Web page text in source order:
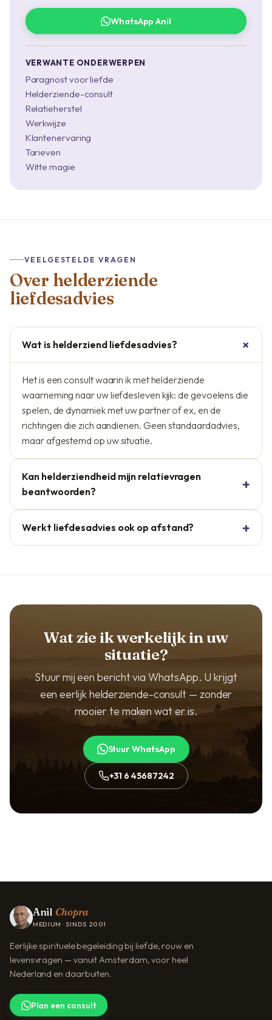
WhatsApp Anil
VERWANTE ONDERWERPEN
Paragnost voor liefde
Helderziende-consult
Relatieherstel
Werkwijze
Klantenervaring
Tarieven
Witte magie
VEELGESTELDE VRAGEN
Over helderziende
liefdesadvies
Wat is helderziend liefdesadvies?
Het is een consult waarin ik met helderziende
waarneming naar uw liefdesleven kijk: de gevoelens die
spelen, de dynamiek met uw partner of ex, en de
richtingen die zich aandienen. Geen standaardadvies,
maar afgestemd op uw situatie.
Kan helderziendheid mijn relatievragen
beantwoorden?
Werkt liefdesadvies ook op afstand?
Wat zie ik werkelijk in uw
situatie?
Stuur mij een bericht via WhatsApp. U krijgt
een eerlijk helderziende-consult — zonder
mooier te maken wat er is.
Stuur WhatsApp
+31 6 45687242
Anil Chopra
MEDIUM · SINDS 2001
Eerlijke spirituele begeleiding bij liefde, rouw en
levensvragen — vanuit Amsterdam, voor heel
Nederland en daarbuiten.
Plan een consult